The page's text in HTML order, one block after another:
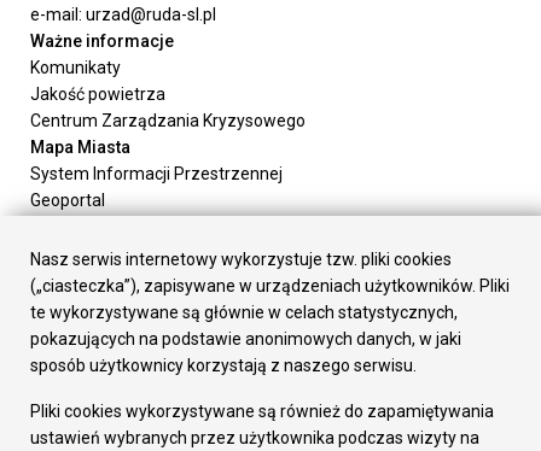
e-mail: urzad@ruda-sl.pl
Ważne informacje
Komunikaty
Jakość powietrza
Centrum Zarządzania Kryzysowego
Mapa Miasta
System Informacji Przestrzennej
Geoportal
Załatw sprawę
Prezydent Miasta
Rada Miasta
Wydziały
Elektroniczna Skrzynka Podawcza
Gospodarka
Fundusze europejskie
Nasz serwis internetowy wykorzystuje tzw. pliki cookies
(„ciasteczka”), zapisywane w urządzeniach użytkowników. Pliki
te wykorzystywane są głównie w celach statystycznych,
pokazujących na podstawie anonimowych danych, w jaki
sposób użytkownicy korzystają z naszego serwisu.
Pliki cookies wykorzystywane są również do zapamiętywania
ustawień wybranych przez użytkownika podczas wizyty na